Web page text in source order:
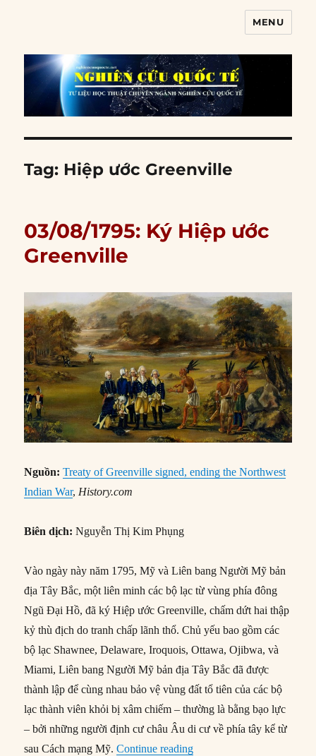
MENU
Tag: Hiệp ước Greenville
03/08/1795: Ký Hiệp ước
Greenville
Nguồn:Treaty of Greenville signed, ending the Northwest
Indian War, History.com
Biên dịch: Nguyễn Thị Kim Phụng
Vào ngày này năm 1795, Mỹ và Liên bang Người Mỹ bản
địa Tây Bắc, một liên minh các bộ lạc từ vùng phía đông
Ngũ Đại Hồ, đã ký Hiệp ước Greenville, chấm dứt hai thập
kỷ thù địch do tranh chấp lãnh thổ. Chủ yếu bao gồm các
bộ lạc Shawnee, Delaware, Iroquois, Ottawa, Ojibwa, và
Miami, Liên bang Người Mỹ bản địa Tây Bắc đã được
thành lập để cùng nhau bảo vệ vùng đất tổ tiên của các bộ
lạc thành viên khỏi bị xâm chiếm – thường là bằng bạo lực
– bởi những người định cư châu Âu di cư về phía tây kể từ
sau Cách mạng Mỹ.Continue reading“03/08/1795: Ký Hiệp ước